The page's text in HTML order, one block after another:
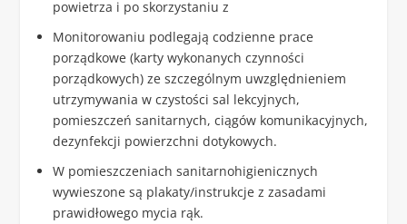
powietrza i po skorzystaniu z
Monitorowaniu podlegają codzienne prace
porządkowe (karty wykonanych czynności
porządkowych) ze szczególnym uwzględnieniem
utrzymywania w czystości sal lekcyjnych,
pomieszczeń sanitarnych, ciągów komunikacyjnych,
dezynfekcji powierzchni dotykowych.
W pomieszczeniach sanitarnohigienicznych
wywieszone są plakaty/instrukcje z zasadami
prawidłowego mycia rąk.